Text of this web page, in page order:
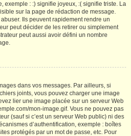
exemple : :) signifie joyeux, :( signifie triste. La
sur la page de rédaction de message.
Ils peuvent rapidement rendre un
peut décider de les retirer ou simplement
peut aussi avoir défini un nombre
dans vos messages. Par ailleurs, si
joints, vous pouvez charger une image
lier une image placée sur un serveur Web
mon-image.gif. Vous ne pouvez pas
(sauf si c’est un serveur Web public) ni des
d’authentification, exemple : boîtes
protégés par un mot de passe, etc. Pour